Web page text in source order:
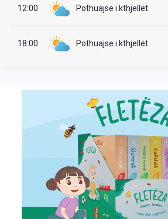
12:00 Pothuajse i kthjellët
18:00 Pothuajse i kthjellët